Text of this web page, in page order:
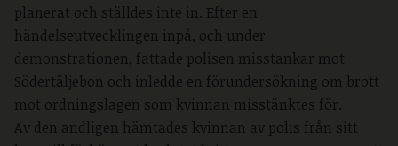
planerat och ställdes inte in. Efter en
händelseutvecklingen inpå, och under
demonstrationen, fattade polisen misstankar mot
Södertäljebon och inledde en förundersökning om brott
mot ordningslagen som kvinnan misstänktes för.
Av den andligen hämtades kvinnan av polis från sitt